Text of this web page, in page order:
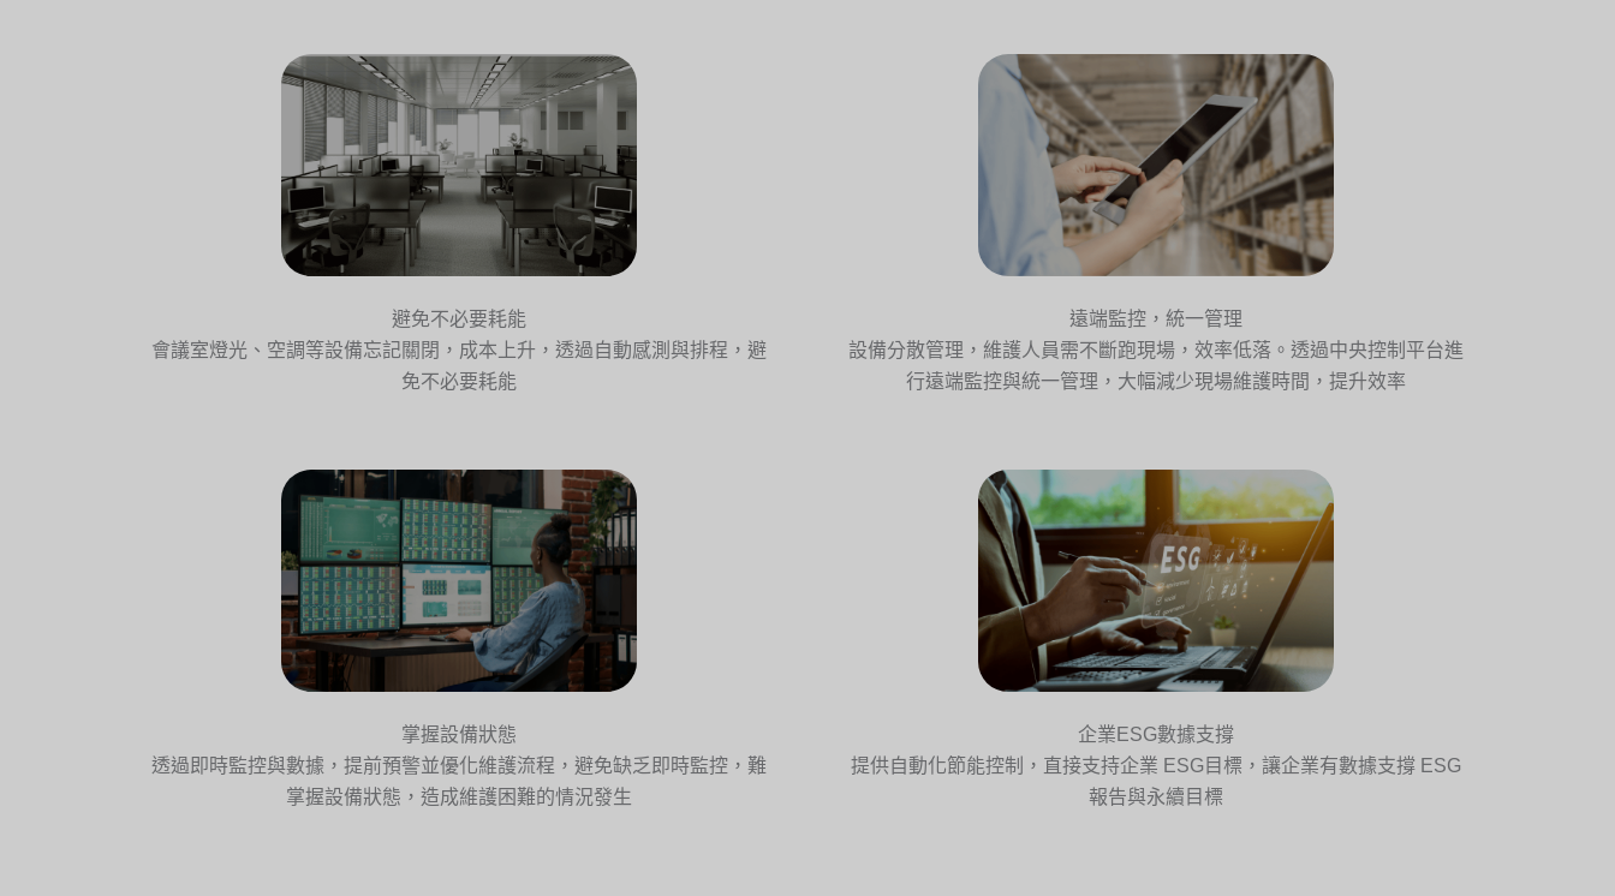
避免不必要耗能
會議室燈光、空調等設備忘記關閉，成本上升，透過自動感測與排程，避
免不必要耗能​
遠端監控，統一管理
設備分散管理，維護人員需不斷跑現場，效率低落。透過中央控制平台進
行遠端監控與統一管理，大幅減少現場維護時間，提升效率
掌握設備狀態
透過即時監控與數據，提前預警並優化維護流程，避免缺乏即時監控，難
掌握設備狀態，造成維護困難的情況發生
企業ESG數據支撐
提供自動化節能控制，直接支持企業 ESG目標，讓企業有數據支撐 ESG
報告與永續目標